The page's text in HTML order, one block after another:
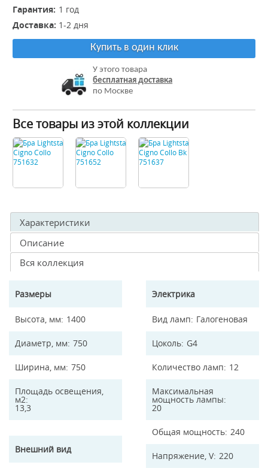
Гарантия: 1 год
Доставка: 1-2 дня
Купить в один клик
У этого товара
бесплатная доставка
по Москве
Все товары из этой коллекции
Характеристики
Описание
Вся коллекция
Размеры
Высота, мм 1400
Диаметр, мм 750
Ширина, мм 750
Площадь освещения,
м2
13,3
Внешний вид
Электрика
Вид ламп Галогеновая
Цоколь G4
Количество ламп 12
Максимальная
мощность лампы
20
Общая мощность 240
Напряжение, V 220